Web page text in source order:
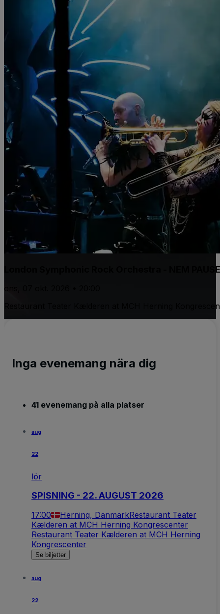
London Symphonic Rock Orchestra - NEM PAUSE
Restaurant Teater Kælderen at MCH Herning
Inga evenemang nära dig
41 evenemang på alla platser
aug
22
lör
SPISNING - 22. AUGUST 2026
17:00 Herning, DanmarkRestaurant Teater
Kælderen at MCH Herning Kongrescenter
Restaurant Teater Kælderen at MCH Herning
Kongrescenter
Se biljetter
aug
22